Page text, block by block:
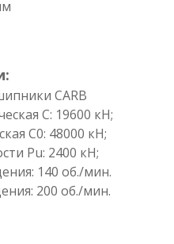
CARB
C: 19600 кН;
C0: 48000 кН;
Pu: 2400 кН;
140 об./мин.
200 об./мин.